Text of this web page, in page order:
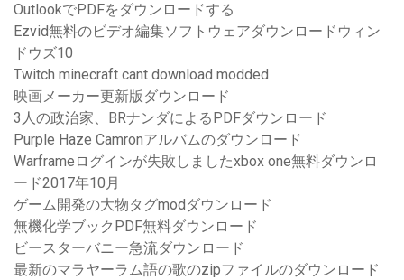
OutlookでPDFをダウンロードする
Ezvid無料のビデオ編集ソフトウェアダウンロードウィン
ドウズ10
Twitch minecraft cant download modded
映画メーカー更新版ダウンロード
3人の政治家、BRナンダによるPDFダウンロード
Purple Haze Camronアルバムのダウンロード
Warframeログインが失敗しましたxbox one無料ダウンロ
ード2017年10月
ゲーム開発の大物タグmodダウンロード
無機化学ブックPDF無料ダウンロード
ビースターバニー急流ダウンロード
最新のマラヤーラム語の歌のzipファイルのダウンロード